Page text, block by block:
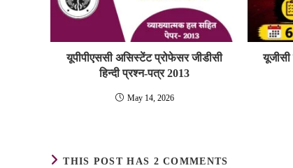
यूपीपीएससी असिस्‍टेंट प्रोफेसर जीडीसी
हिन्‍दी प्रश्‍न-पत्र 2013
May 14, 2026
THIS POST HAS 2 COMMENTS